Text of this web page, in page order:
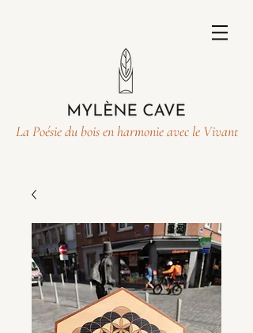
La Poésie du bois en harmonie avec le Vivant